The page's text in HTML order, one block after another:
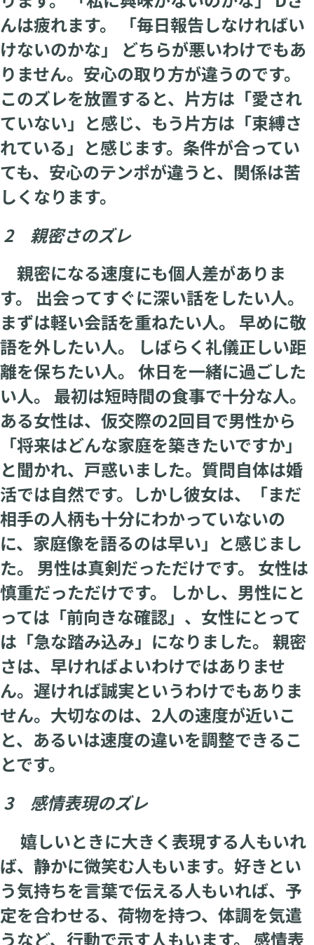
んは疲れます。 「毎日報告しなければい
けないのかな」 どちらが悪いわけでもあ
りません。安心の取り方が違うのです。
このズレを放置すると、片方は「愛され
ていない」と感じ、もう片方は「束縛さ
れている」と感じます。条件が合ってい
ても、安心のテンポが違うと、関係は苦
しくなります。
2 親密さのズレ
親密になる速度にも個人差がありま
す。 出会ってすぐに深い話をしたい人。
まずは軽い会話を重ねたい人。 早めに敬
語を外したい人。 しばらく礼儀正しい距
離を保ちたい人。 休日を一緒に過ごした
い人。 最初は短時間の食事で十分な人。
ある女性は、仮交際の2回目で男性から
「将来はどんな家庭を築きたいですか」
と聞かれ、戸惑いました。質問自体は婚
活では自然です。しかし彼女は、「まだ
相手の人柄も十分にわかっていないの
に、家庭像を語るのは早い」と感じまし
た。 男性は真剣だっただけです。 女性は
慎重だっただけです。 しかし、男性にと
っては「前向きな確認」、女性にとって
は「急な踏み込み」になりました。 親密
さは、早ければよいわけではありませ
ん。遅ければ誠実というわけでもありま
せん。大切なのは、2人の速度が近いこ
と、あるいは速度の違いを調整できるこ
とです。
3 感情表現のズレ
嬉しいときに大きく表現する人もいれ
ば、静かに微笑む人もいます。好きとい
う気持ちを言葉で伝える人もいれば、予
定を合わせる、荷物を持つ、体調を気遣
うなど、行動で示す人もいます。 感情表